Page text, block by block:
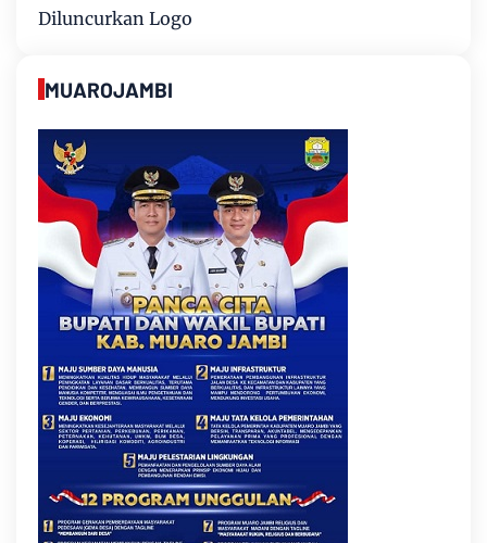
Diluncurkan Logo
MUAROJAMBI